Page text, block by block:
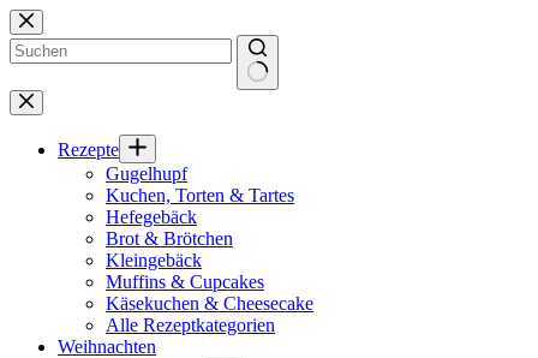
Zum
Inhalt
springen
Keine
Ergebnisse
Rezepte
Gugelhupf
Kuchen, Torten & Tartes
Hefegebäck
Brot & Brötchen
Kleingebäck
Muffins & Cupcakes
Käsekuchen & Cheesecake
Alle Rezeptkategorien
Weihnachten